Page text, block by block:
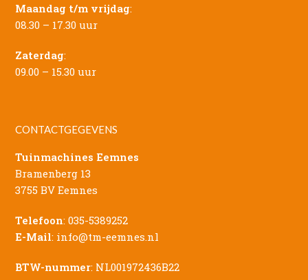
Maandag t/m vrijdag:
08.30 – 17.30 uur
Zaterdag:
09.00 – 15.30 uur
CONTACTGEGEVENS
Tuinmachines Eemnes
Bramenberg 13
3755 BV Eemnes
Telefoon:035-5389252
E-Mail: info@tm-eemnes.nl
BTW-nummer: NL001972436B22